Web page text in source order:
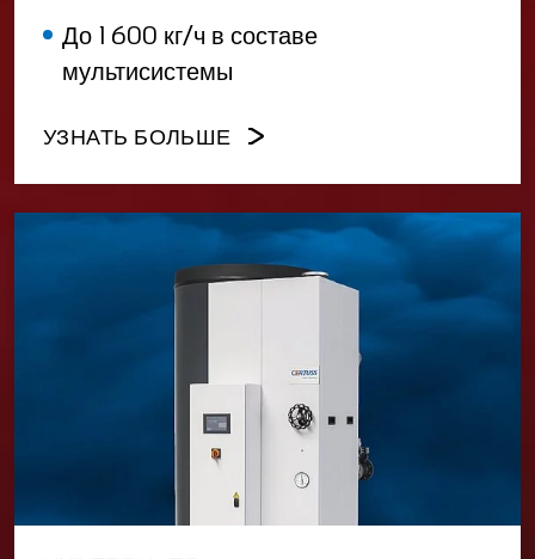
До 1 600 кг/ч в составе
мультисистемы
УЗНАТЬ БОЛЬШЕ